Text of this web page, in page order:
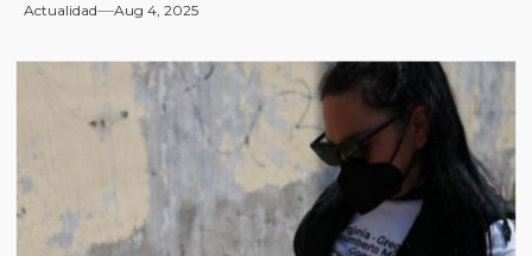
Actualidad Aug 4, 2025